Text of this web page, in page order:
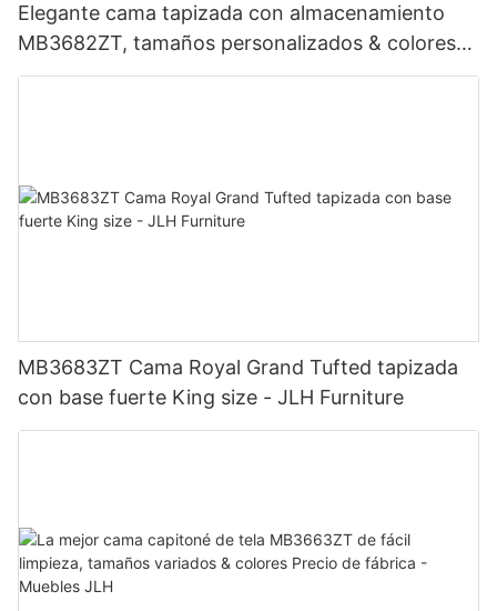
Elegante cama tapizada con almacenamiento
MB3682ZT, tamaños personalizados & colores
Precio de fábrica - Muebles JLH
MB3683ZT Cama Royal Grand Tufted tapizada
con base fuerte King size - JLH Furniture